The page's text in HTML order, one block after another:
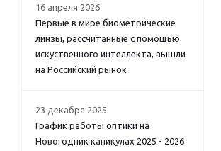
16 апреля 2026
Первые в мире биометрические
линзы, рассчитанные с помощью
искуственного интеллекта, вышли
на Российский рынок
23 декабря 2025
График работы оптики на
Новогодник каникулах 2025 - 2026